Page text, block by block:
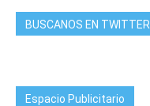
BUSCANOS EN TWITTER
Espacio Publicitario